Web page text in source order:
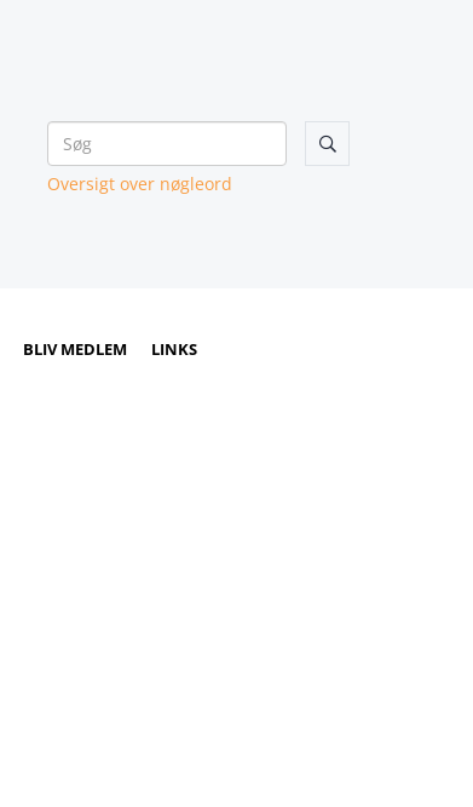

Oversigt over nøgleord
BLIV MEDLEM LINKS